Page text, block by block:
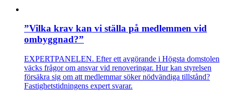
”Vilka krav kan vi ställa på medlemmen vid
ombyggnad?”
EXPERTPANELEN. Efter ett avgörande i Högsta domstolen
väcks frågor om ansvar vid renoveringar. Hur kan styrelsen
försäkra sig om att medlemmar söker nödvändiga tillstånd?
Fastighetstidningens expert svarar.